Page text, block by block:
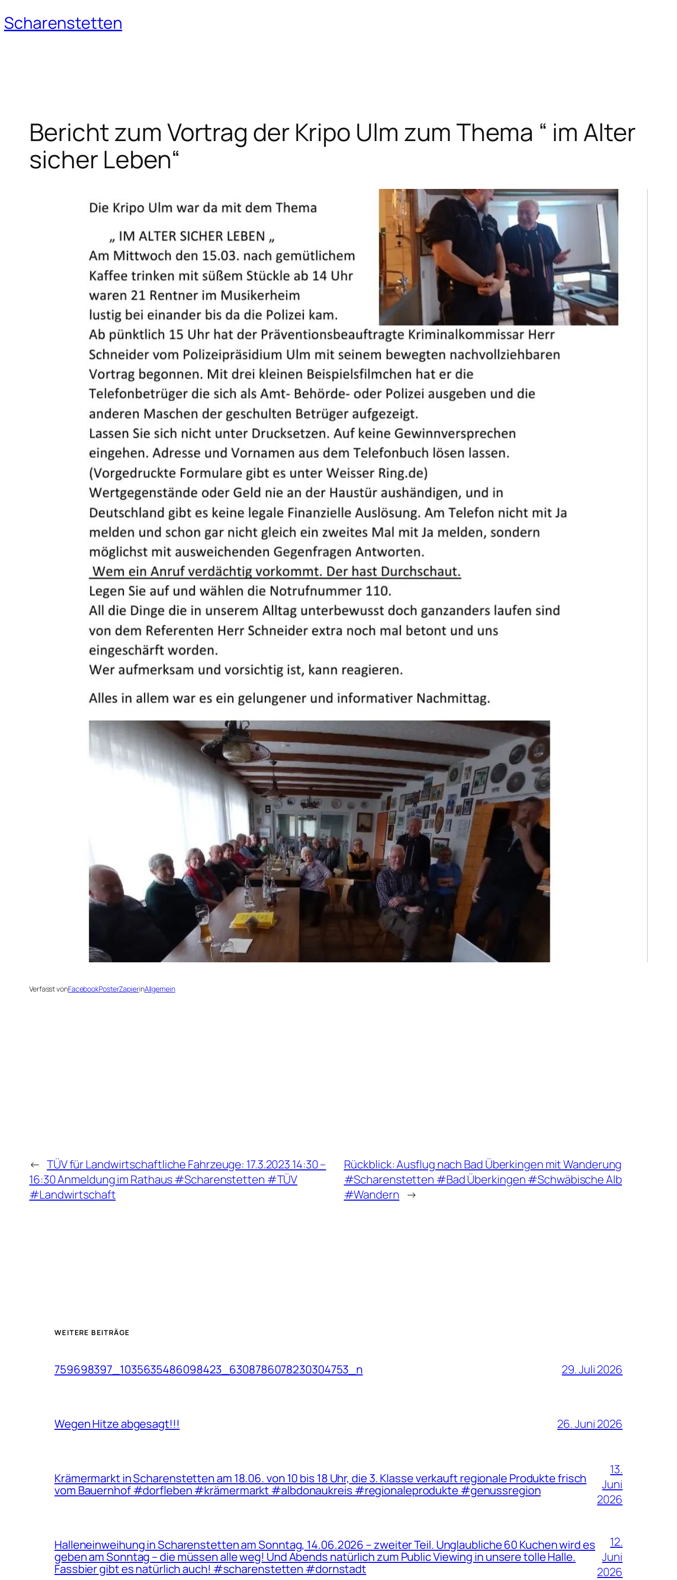
Zum
Inhalt
Scharenstetten
Bericht zum Vortrag der Kripo Ulm zum Thema “ im Alter
sicher Leben“
Verfasst vonFacebookPosterZapierinAllgemein
← TÜV für Landwirtschaftliche Fahrzeuge: 17.3.2023 14:30 –
16:30 Anmeldung im Rathaus #Scharenstetten #TÜV
#Landwirtschaft
Rückblick: Ausflug nach Bad Überkingen mit Wanderung
#Scharenstetten #Bad Überkingen #Schwäbische Alb
#Wandern →
WEITERE BEITRÄGE
759698397_1035635486098423_6308786078230304753_n 29. Juli 2026
Wegen Hitze abgesagt!!! 26. Juni 2026
Krämermarkt in Scharenstetten am 18.06. von 10 bis 18 Uhr, die 3. Klasse verkauft regionale Produkte frisch
vom Bauernhof #dorfleben #krämermarkt #albdonaukreis #regionaleprodukte #genussregion
13.
Juni
2026
Halleneinweihung in Scharenstetten am Sonntag, 14.06.2026 – zweiter Teil. Unglaubliche 60 Kuchen wird es
geben am Sonntag – die müssen alle weg! Und Abends natürlich zum Public Viewing in unsere tolle Halle.
Fassbier gibt es natürlich auch! #scharenstetten #dornstadt
12.
Juni
2026